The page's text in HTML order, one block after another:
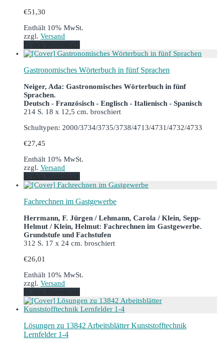
€51,30
Enthält 10% MwSt.
zzgl. Versand
In den Warenkorb
Gastronomisches Wörterbuch in fünf Sprachen
Neiger, Ada: Gastronomisches Wörterbuch in fünf
Sprachen.
Deutsch - Französisch - Englisch - Italienisch - Spanisch
214 S. 18 x 12,5 cm. broschiert
Schultypen: 2000/3734/3735/3738/4713/4731/4732/4733
€27,45
Enthält 10% MwSt.
zzgl. Versand
In den Warenkorb
Fachrechnen im Gastgewerbe
Herrmann, F. Jürgen / Lehmann, Carola / Klein, Sepp-
Helmut / Klein, Helmut: Fachrechnen im Gastgewerbe.
Grundstufe und Fachstufen
312 S. 17 x 24 cm. broschiert
€26,01
Enthält 10% MwSt.
zzgl. Versand
In den Warenkorb
Lösungen zu 13842 Arbeitsblätter Kunststofftechnik
Lernfelder 1-4